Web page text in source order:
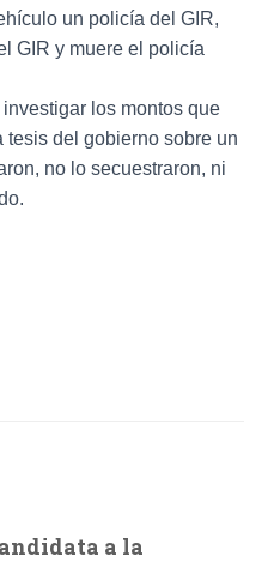
un policía del GIR,
GIR y muere el policía
los montos que
del gobierno sobre un
no lo secuestraron, ni
a la